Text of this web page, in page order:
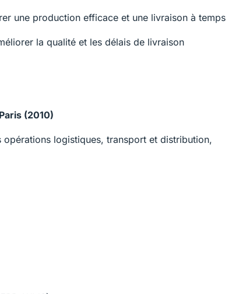
une production efficace et une livraison à temps
la qualité et les délais de livraison
(2010)
logistiques, transport et distribution,